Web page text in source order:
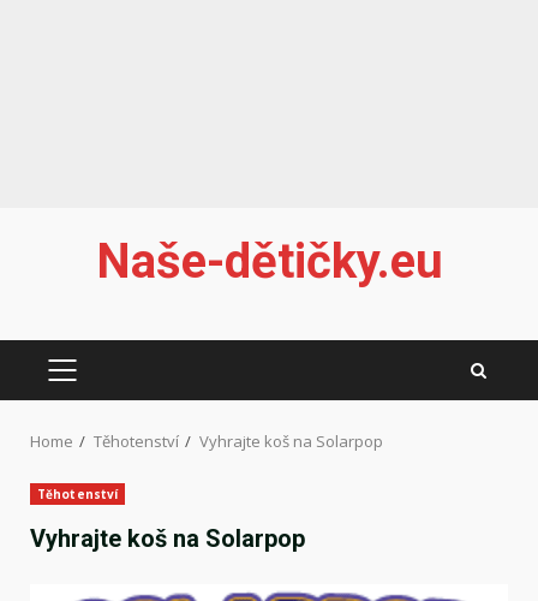
Naše-dětičky.eu
PRIMARY
Home Těhotenství Vyhrajte koš na Solarpop
Těhotenství
Vyhrajte koš na Solarpop